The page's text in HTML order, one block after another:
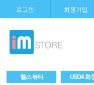
로그인 회원가입
헬스 뷰티 USDA 화